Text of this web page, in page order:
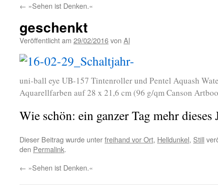
← »Sehen ist Denken.«
geschenkt
Veröffentlicht am 29/02/2016von Al
uni-ball eye UB-157 Tintenroller und Pentel Aquash
Aquarellfarben auf 28 x 21,6 cm (96 g/qm Canson
Wie schön: ein ganzer Tag mehr dieses
Dieser Beitrag wurde unterfreihand vor Ort, Helldunkel, Still
den Permalink.
← »Sehen ist Denken.«